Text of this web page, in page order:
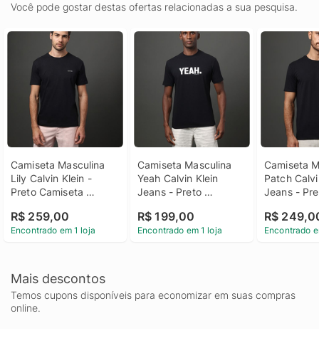
Você pode gostar destas ofertas relacionadas a sua pesquisa.
Camiseta Masculina
Lily Calvin Klein -
Preto Camiseta
Klein Preto p
R$ 259,00
Encontrado em 1 loja
Camiseta Masculina
Yeah Calvin Klein
Jeans - Preto
Yeah Calvin Klein
Jeans Preto p
R$ 199,00
Encontrado em 1 loja
Camiseta
Patch
Jeans -
Patch
Jeans
R$
Encontrado
Mais descontos
Temos cupons disponíveis para economizar em suas compras
online.